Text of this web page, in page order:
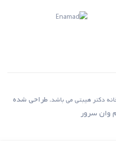
دکتر هیبتی می باشد. طراحی شده
وان سرور